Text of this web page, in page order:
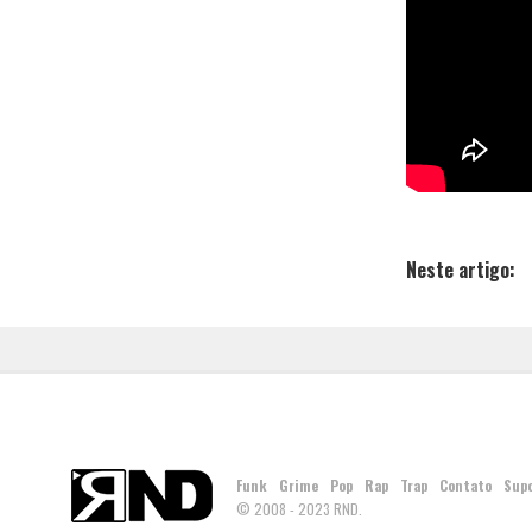
Neste artigo:
Funk Grime Pop Rap Trap Contato
© 2008 - 2023 RND.